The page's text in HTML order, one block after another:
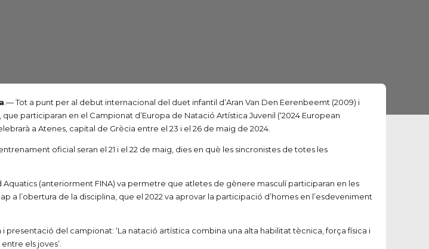
.— Tot a punt per al debut internacional del duet infantil d’Aran Van Den Eerenbeemt (2009) i
participaran en el Campionat d’Europa de Natació Artística Juvenil (‘2024 European
a Atenes, capital de Grècia entre el 23 i el 26 de maig de 2024.
oficial seran el 21 i el 22 de maig, dies en què les sincronistes de totes les
Aquatics (anteriorment FINA) va permetre que atletes de gènere masculí participaran en les
l’obertura de la disciplina, que el 2022 va aprovar la participació d’homes en l’esdeveniment
del campionat: ‘La natació artística combina una alta habilitat tècnica, força física i
els joves’.